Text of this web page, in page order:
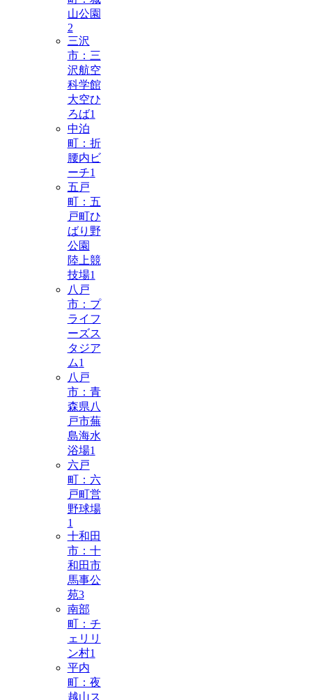
山公園
2
三沢
市：三
沢航空
科学館
大空ひ
ろば1
中泊
町：折
腰内ビ
ーチ1
五戸
町：五
戸町ひ
ばり野
公園
陸上競
技場1
八戸
市：プ
ライフ
ーズス
タジア
ム1
八戸
市：青
森県八
戸市蕪
島海水
浴場1
六戸
町：六
戸町営
野球場
1
十和田
市：十
和田市
馬事公
苑3
南部
町：チ
ェリリ
ン村1
平内
町：夜
越山ス